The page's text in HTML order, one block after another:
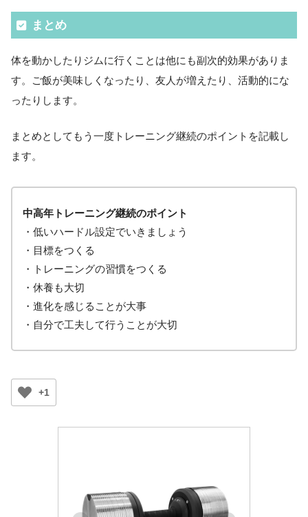
まとめ
体を動かしたりジムに行くことは他にも副次的効果がありま
す。ご飯が美味しくなったり、友人が増えたり、活動的にな
ったりします。
まとめとしてもう一度トレーニング継続のポイントを記載し
ます。
中高年トレーニング継続のポイント
・低いハードル設定でいきましょう
・目標をつくる
・トレーニングの習慣をつくる
・休養も大切
・進化を感じることが大事
・自分で工夫して行うことが大切
+1